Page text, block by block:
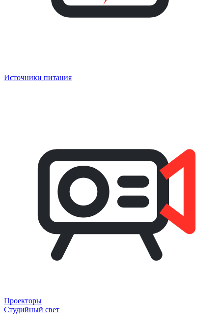
Источники питания
Проекторы
Студийный свет